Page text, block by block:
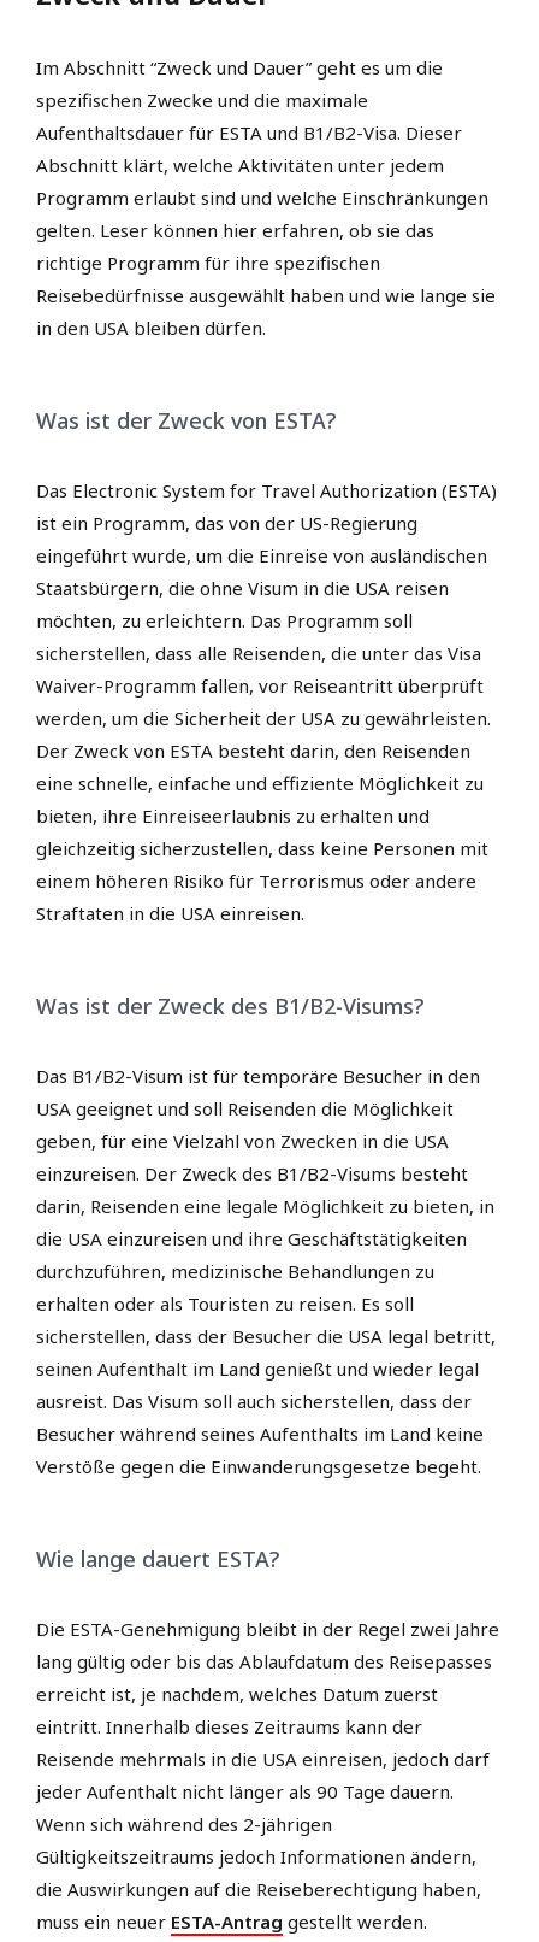
Im Abschnitt “Zweck und Dauer” geht es um die
spezifischen Zwecke und die maximale
Aufenthaltsdauer für ESTA und B1/B2-Visa. Dieser
Abschnitt klärt, welche Aktivitäten unter jedem
Programm erlaubt sind und welche Einschränkungen
gelten. Leser können hier erfahren, ob sie das
richtige Programm für ihre spezifischen
Reisebedürfnisse ausgewählt haben und wie lange sie
in den USA bleiben dürfen.
Was ist der Zweck von ESTA?
Das Electronic System for Travel Authorization (ESTA)
ist ein Programm, das von der US-Regierung
eingeführt wurde, um die Einreise von ausländischen
Staatsbürgern, die ohne Visum in die USA reisen
möchten, zu erleichtern. Das Programm soll
sicherstellen, dass alle Reisenden, die unter das Visa
Waiver-Programm fallen, vor Reiseantritt überprüft
werden, um die Sicherheit der USA zu gewährleisten.
Der Zweck von ESTA besteht darin, den Reisenden
eine schnelle, einfache und effiziente Möglichkeit zu
bieten, ihre Einreiseerlaubnis zu erhalten und
gleichzeitig sicherzustellen, dass keine Personen mit
einem höheren Risiko für Terrorismus oder andere
Straftaten in die USA einreisen.
Was ist der Zweck des B1/B2-Visums?
Das B1/B2-Visum ist für temporäre Besucher in den
USA geeignet und soll Reisenden die Möglichkeit
geben, für eine Vielzahl von Zwecken in die USA
einzureisen. Der Zweck des B1/B2-Visums besteht
darin, Reisenden eine legale Möglichkeit zu bieten, in
die USA einzureisen und ihre Geschäftstätigkeiten
durchzuführen, medizinische Behandlungen zu
erhalten oder als Touristen zu reisen. Es soll
sicherstellen, dass der Besucher die USA legal betritt,
seinen Aufenthalt im Land genießt und wieder legal
ausreist. Das Visum soll auch sicherstellen, dass der
Besucher während seines Aufenthalts im Land keine
Verstöße gegen die Einwanderungsgesetze begeht.
Wie lange dauert ESTA?
Die ESTA-Genehmigung bleibt in der Regel zwei Jahre
lang gültig oder bis das Ablaufdatum des Reisepasses
erreicht ist, je nachdem, welches Datum zuerst
eintritt. Innerhalb dieses Zeitraums kann der
Reisende mehrmals in die USA einreisen, jedoch darf
jeder Aufenthalt nicht länger als 90 Tage dauern.
Wenn sich während des 2-jährigen
Gültigkeitszeitraums jedoch Informationen ändern,
die Auswirkungen auf die Reiseberechtigung haben,
muss ein neuer ESTA-Antrag gestellt werden.